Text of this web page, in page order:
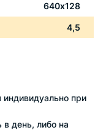
640х128
4,5
индивидуально при
день, либо на